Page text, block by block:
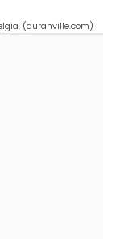
(duranville.com)